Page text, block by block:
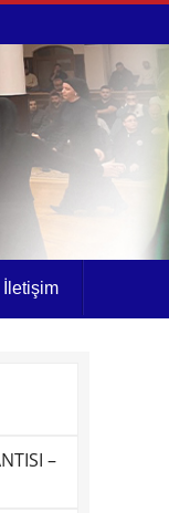
İletişim
–